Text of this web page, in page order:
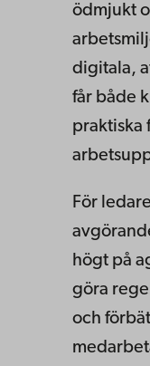
ödmjukt
digitala,
får både
praktiska
För
högt på
göra
och